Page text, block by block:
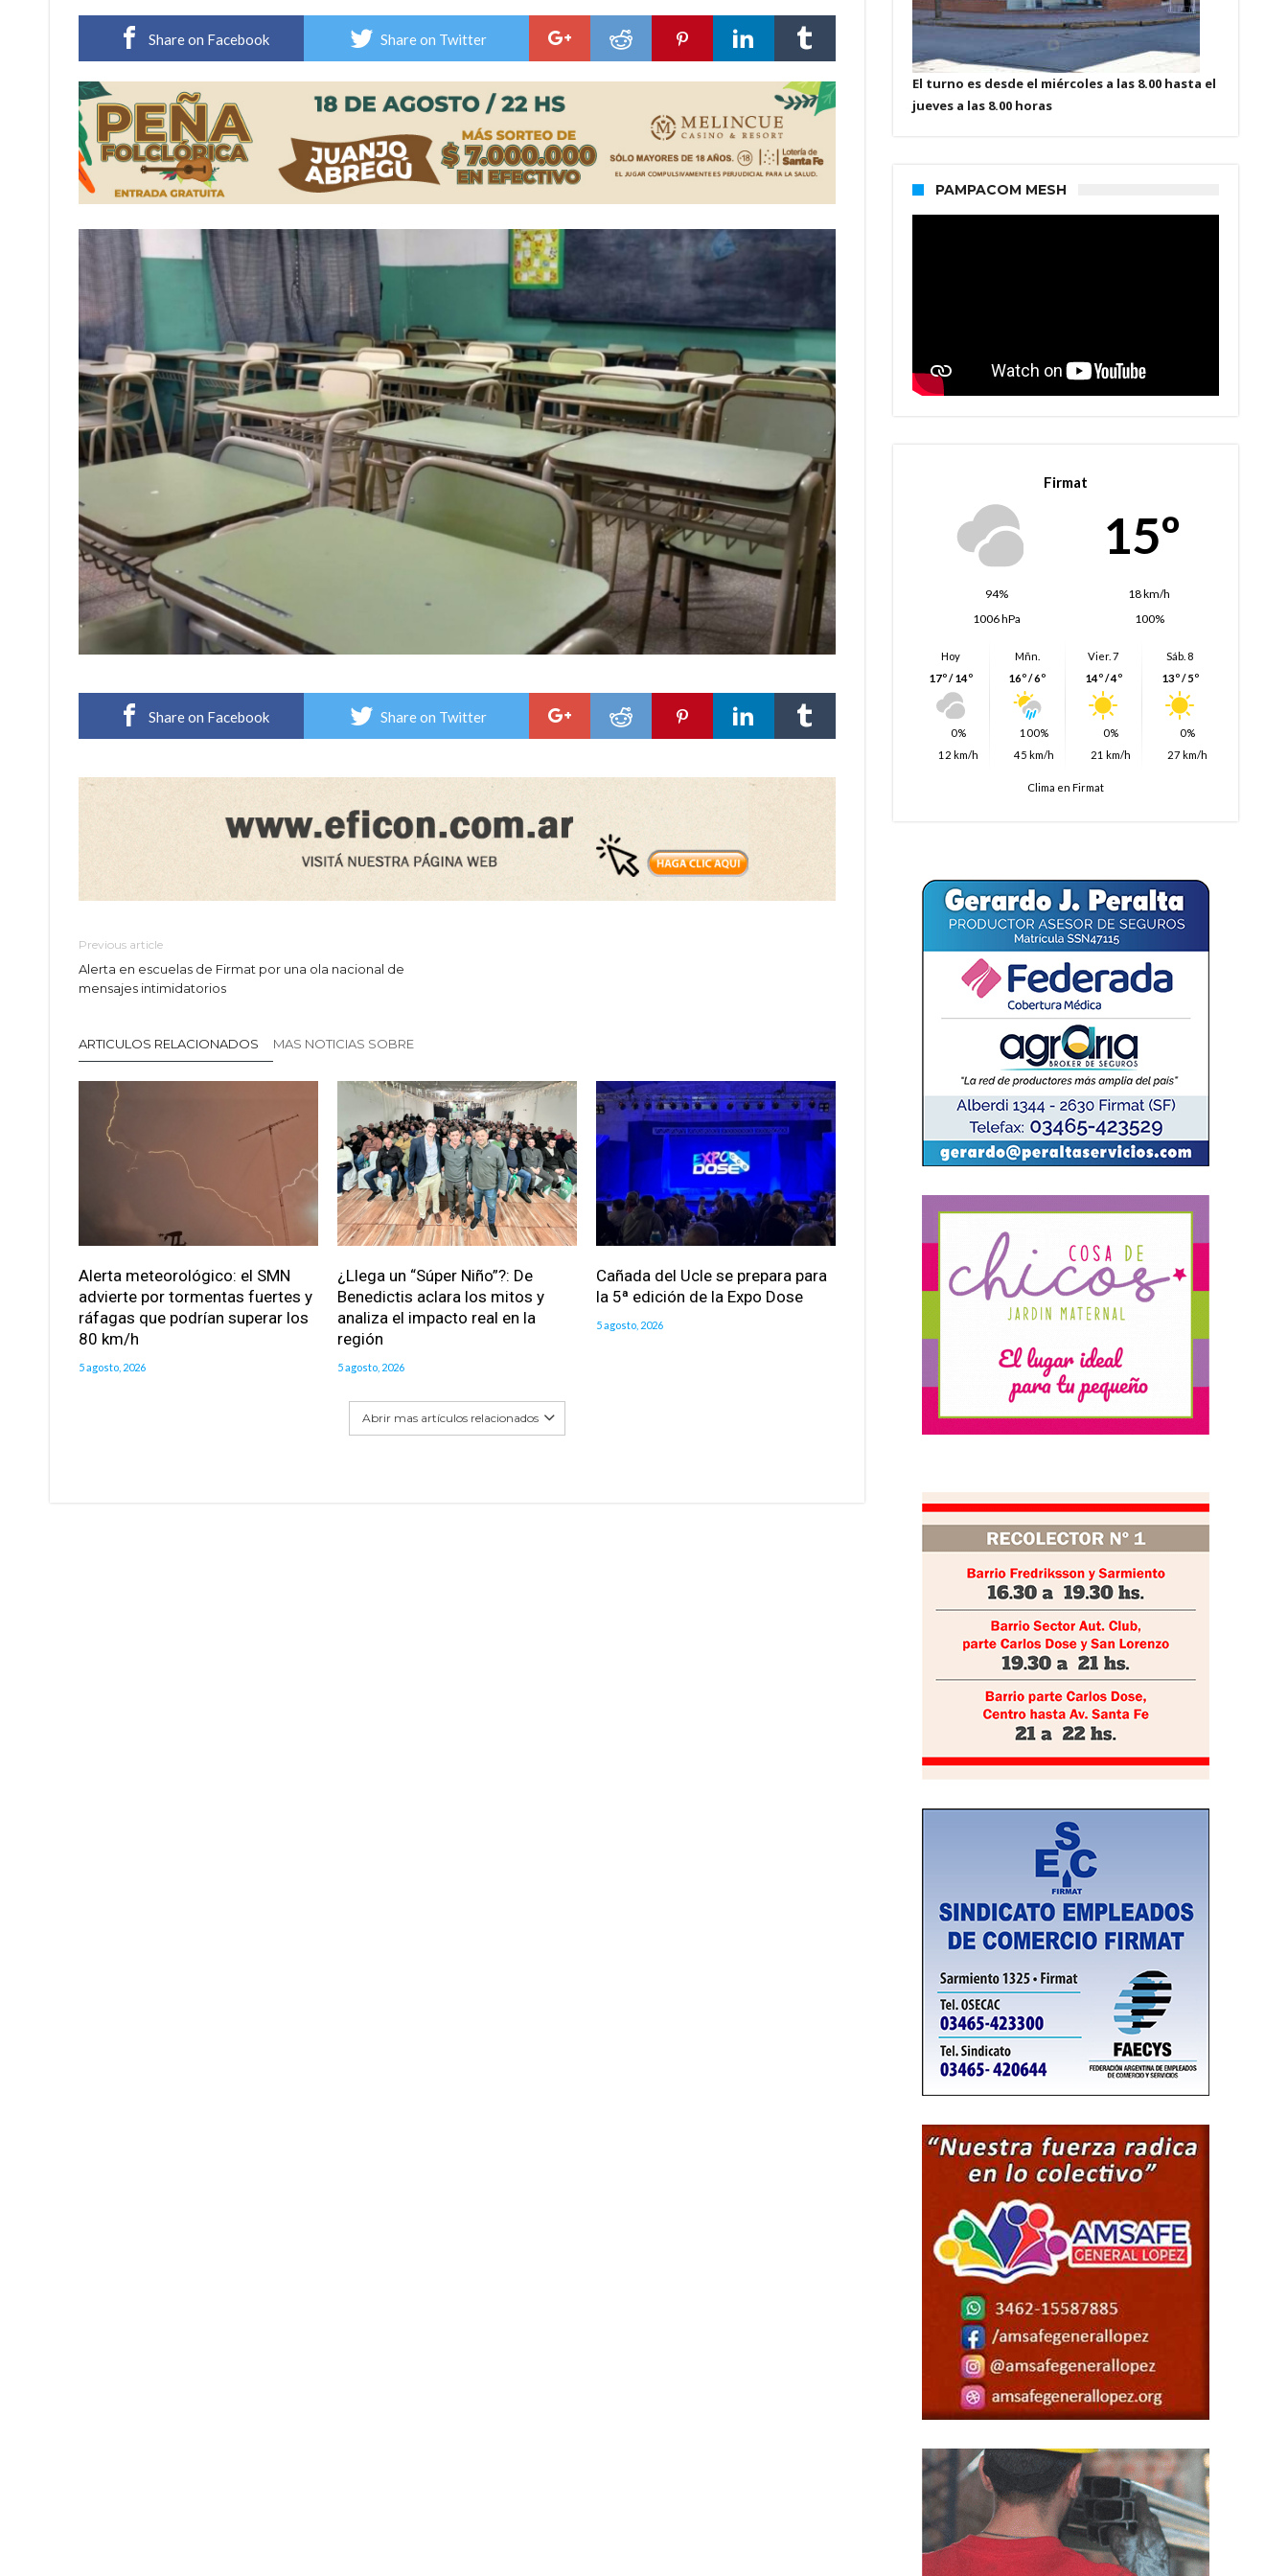
Share on Facebook Share on Twitter
Share on Facebook Share on Twitter
Previous article
Alerta en escuelas de Firmat por una ola nacional de
mensajes intimidatorios
ARTICULOS RELACIONADOS MAS NOTICIAS SOBRE
Alerta meteorológico: el SMN
advierte por tormentas fuertes y
ráfagas que podrían superar los
80 km/h
5 agosto, 2026
¿Llega un “Súper Niño”?: De
Benedictis aclara los mitos y
analiza el impacto real en la
región
5 agosto, 2026
Cañada del Ucle se prepara para
la 5ª edición de la Expo Dose
5 agosto, 2026
Abrir mas artículos relacionados
El turno es desde el miércoles a las 8.00 hasta el
jueves a las 8.00 horas
PAMPACOM MESH
Firmat
15º
94%
18 km/h
1006 hPa
100%
Hoy
17º / 14º
0%
12 km/h
Mñn.
16º / 6º
100%
45 km/h
Vier. 7
14º / 4º
0%
21 km/h
Sáb. 8
13º / 5º
0%
27 km/h
Clima en Firmat